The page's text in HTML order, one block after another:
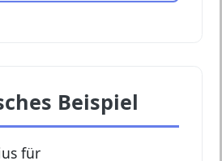
Beispiel
für